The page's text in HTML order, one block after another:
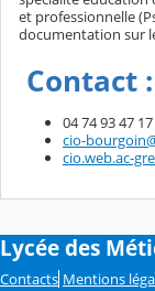
et professionnelle
documentation sur
Contact :
04 74 93 47 17
cio-
cio.web.ac-
Lycée des
Contacts Mentions